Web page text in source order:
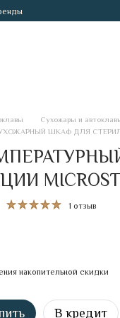
Сухожары и
ШКАФ ДЛЯ
1 отзыв
накопительной скидки
В кредит